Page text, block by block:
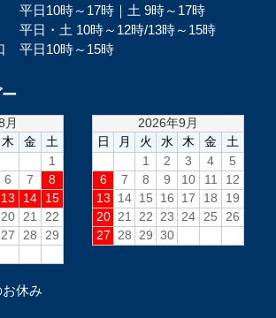
日10時～17時｜土 9時～17時
日・土 10時～12時/13時～15時
平日10時～15時
休み